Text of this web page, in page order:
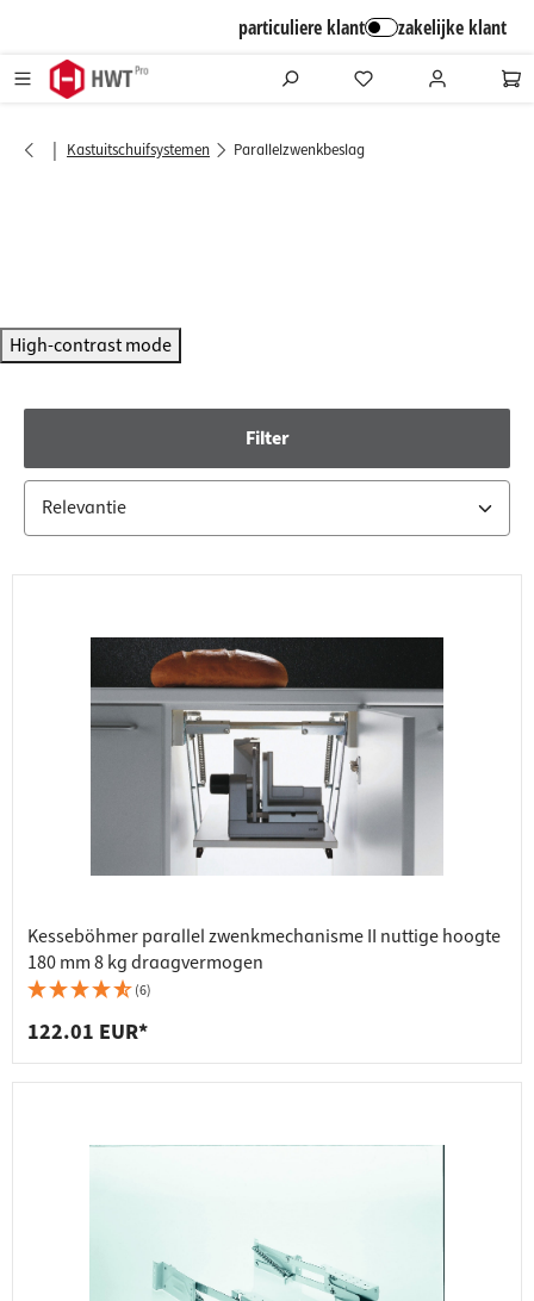
particuliere klant zakelijke klant
| Kastuitschuifsystemen Parallelzwenkbeslag
High-contrast mode
Filter
Kesseböhmer parallel zwenkmechanisme II nuttige hoogte
180 mm 8 kg draagvermogen
(6)
122.01 EUR*